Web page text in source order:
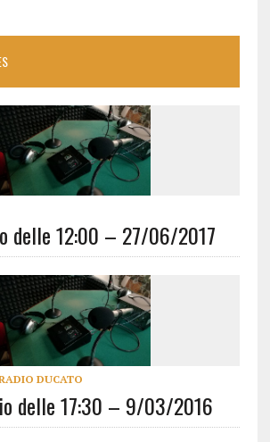
delle 12:00 – 27/06/2017
DUCATO
delle 17:30 – 9/03/2016